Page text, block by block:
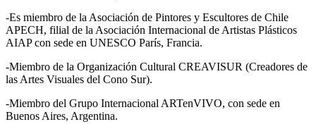
-Es miembro de la Asociación de Pintores y Escultores de Chile
APECH, filial de la Asociación Internacional de Artistas Plásticos
AIAP con sede en UNESCO París, Francia.
-Miembro de la Organización Cultural CREAVISUR (Creadores de
las Artes Visuales del Cono Sur).
-Miembro del Grupo Internacional ARTenVIVO, con sede en
Buenos Aires, Argentina.